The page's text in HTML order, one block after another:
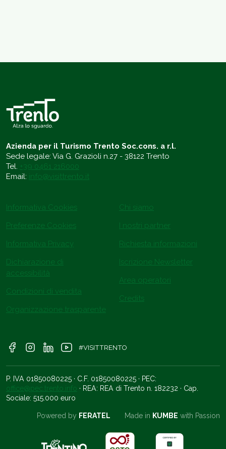
Azienda per il Turismo Trento Soc.cons. a r.l.
Sede legale: Via G. Grazioli n.27 - 38122 Trento
Tel. +39 0461 216000
Email: info@visittrento.it
Informativa Cookies
Preferenze Cookies
Informativa Privacy
Dichiarazione di
accessibilità
Condizioni di vendita
Organizzazione trasparente
Chi siamo
I nostri partner
Richiesta informazioni
Iscrizione Newsletter
Area operatori
Credits
#VISITTRENTO
P. IVA 01850080225 · C.F. 01850080225 · PEC:
office@pec.trento.info · REA: REA di Trento n. 182232 · Cap.
Sociale: 515.000 euro
Powered by FERATEL Made in KUMBE with Passion